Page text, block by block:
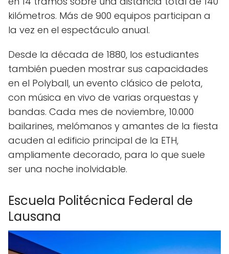
kilómetros. Más de 900 equipos participan a
la vez en el espectáculo anual.
Desde la década de 1880, los estudiantes
también pueden mostrar sus capacidades
en el Polyball, un evento clásico de pelota,
con música en vivo de varias orquestas y
bandas. Cada mes de noviembre, 10.000
bailarines, melómanos y amantes de la fiesta
acuden al edificio principal de la ETH,
ampliamente decorado, para lo que suele
ser una noche inolvidable.
Escuela Politécnica Federal de
Lausana